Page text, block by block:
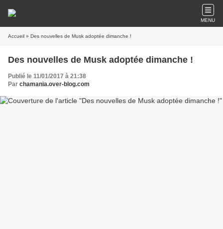
MENU
Accueil » Des nouvelles de Musk adoptée dimanche !
Des nouvelles de Musk adoptée dimanche !
Publié le 11/01/2017 à 21:38
Par chamania.over-blog.com